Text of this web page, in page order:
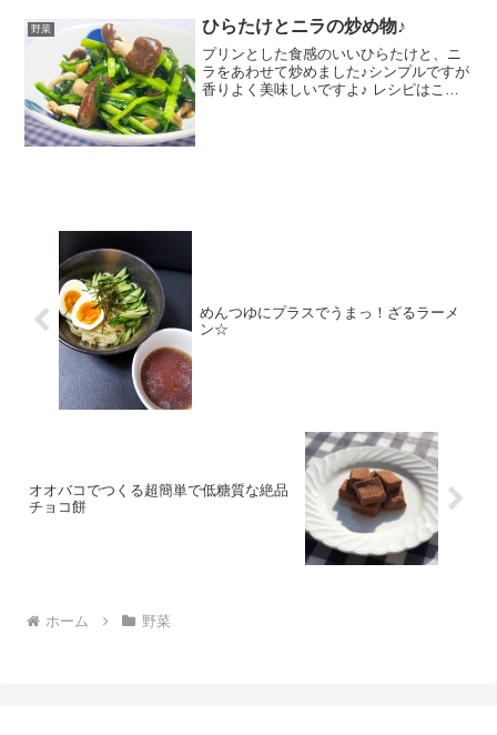
野菜 ひらたけとニラの炒め物♪
プリンとした食感のいいひらたけと、ニ
ラをあわせて炒めました♪シンプルですが
香りよく美味しいですよ♪ レシピはこち
めんつゆにプラスでうまっ！ざるラーメ
ン☆
オオバコでつくる超簡単で低糖質な絶品
チョコ餅
ホーム 野菜